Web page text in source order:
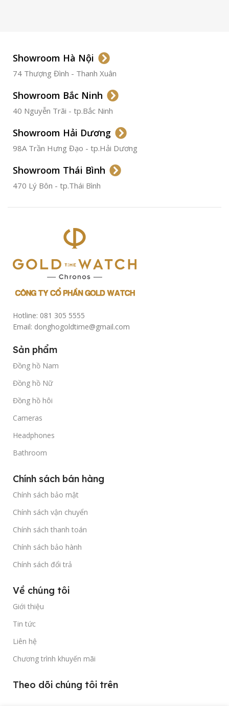
CHỐNG NƯỚC
Showroom Hà Nội
74 Thượng Đình - Thanh Xuân
Showroom Bắc Ninh
40 Nguyễn Trãi - tp.Bắc Ninh
Showroom Hải Dương
98A Trần Hưng Đạo - tp.Hải Dương
Showroom Thái Bình
470 Lý Bôn - tp.Thái Bình
Hotline: 081 305 5555
Email: donghogoldtime@gmail.com
Sản phẩm
Đồng hồ Nam
Đồng hồ Nữ
Đồng hồ hôi
Cameras
Headphones
Bathroom
Chính sách bán hàng
Chính sách bảo mật
Chính sách vận chuyển
Chính sách thanh toán
Chính sách bảo hành
Chính sách đổi trả
Về chúng tôi
Giới thiệu
Tin tức
Liên hệ
Chương trình khuyến mãi
Theo dõi chúng tôi trên